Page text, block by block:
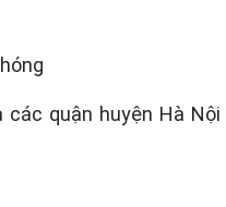
quận huyện Hà Nội